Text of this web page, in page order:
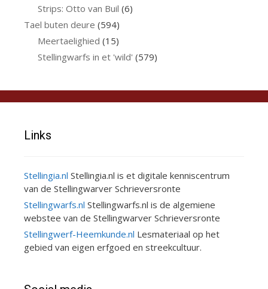
Strips: Otto van Buil (6)
Tael buten deure (594)
Meertaelighied (15)
Stellingwarfs in et 'wild' (579)
Links
Stellingia.nl Stellingia.nl is et digitale kenniscentrum
van de Stellingwarver Schrieversronte
Stellingwarfs.nl Stellingwarfs.nl is de algemiene
webstee van de Stellingwarver Schrieversronte
Stellingwerf-Heemkunde.nl Lesmateriaal op het
gebied van eigen erfgoed en streekcultuur.